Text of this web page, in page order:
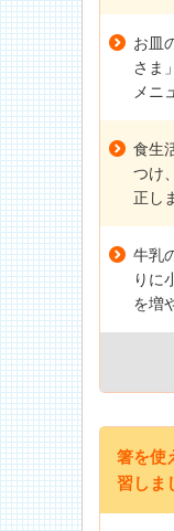
お皿
さま
メニ
食生
つけ
正し
牛乳
りに
を増
箸を使
習しま